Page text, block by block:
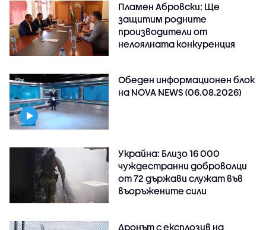
Пламен Абровски: Ще
защитим родните
производители от
нелоялната конкуренция
Обеден информационен блок
на NOVA NEWS (06.08.2026)
Украйна: Близо 16 000
чуждестранни доброволци
от 72 държави служат във
въоръжените сили
Дронът с експлозив на